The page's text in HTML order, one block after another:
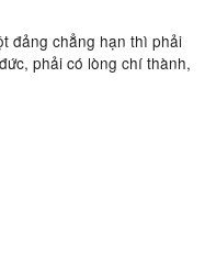
đảng chẳng hạn thì phải
phải có lòng chí thành,